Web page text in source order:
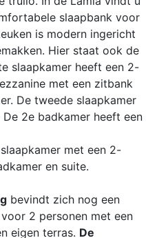
slaapbank voor
is modern ingericht
Hier staat ook de
slaapkamer heeft een 2-
met een zitbank
De tweede slaapkamer
2e badkamer heeft een
met een 2-
en suite.
bevindt zich nog een
2 personen met een
eigen terras. De